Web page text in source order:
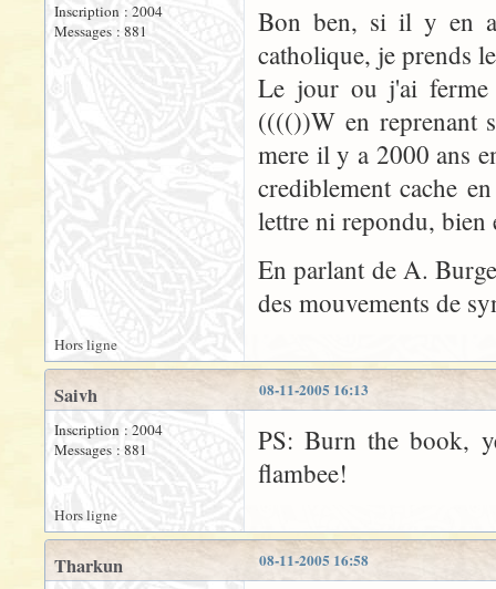
Inscription : 2004
Messages : 881
Bon ben, si il y en
catholique, je prends
Le jour ou j'ai
(((())W en reprenant
mere il y a 2000 ans
crediblement cache
lettre ni repondu, bien
En parlant de A.
des mouvements de
Hors ligne
08-11-2005 16:13
Saivh
Inscription : 2004
Messages : 881
PS: Burn the book,
flambee!
Hors ligne
08-11-2005 16:58
Tharkun